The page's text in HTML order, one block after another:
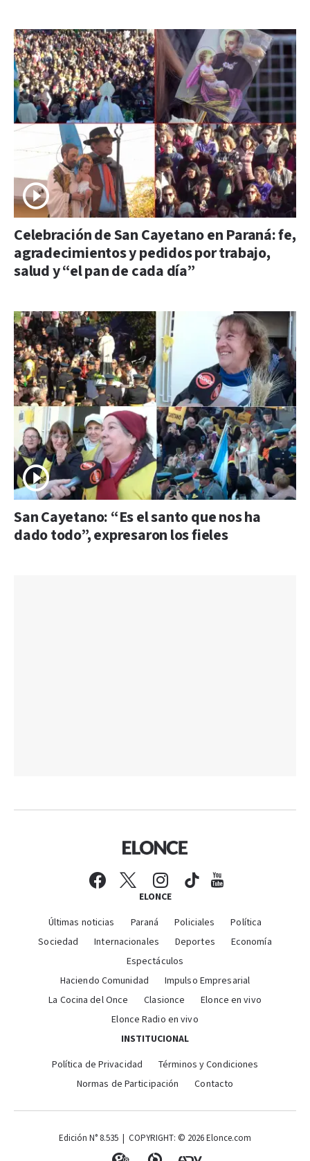
Celebración de San Cayetano en Paraná: fe,
agradecimientos y pedidos por trabajo,
salud y “el pan de cada día”
San Cayetano: “Es el santo que nos ha
dado todo”, expresaron los fieles
ELONCE
Últimas noticias Paraná Policiales
Política
Sociedad
Internacionales Deportes
Economía
Espectáculos
Haciendo Comunidad
Impulso Empresarial
La Cocina del Once
Clasionce
Elonce en vivo
Elonce Radio en vivo
INSTITUCIONAL
Política de Privacidad
Términos y Condiciones
Normas de Participación
Contacto
Edición N° 8.535 | COPYRIGHT: © 2026 Elonce.com